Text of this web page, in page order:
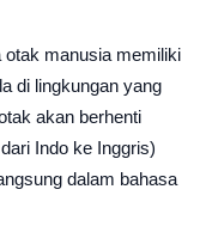
otak manusia memiliki
di lingkungan yang
akan berhenti
Indo ke Inggris)
dalam bahasa